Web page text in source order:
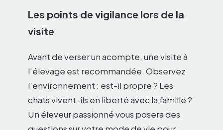
Les points de vigilance lors de la
visite
Avant de verser un acompte, une visite à
l’élevage est recommandée. Observez
l’environnement : est-il propre ? Les
chats vivent-ils en liberté avec la famille ?
Un éleveur passionné vous posera des